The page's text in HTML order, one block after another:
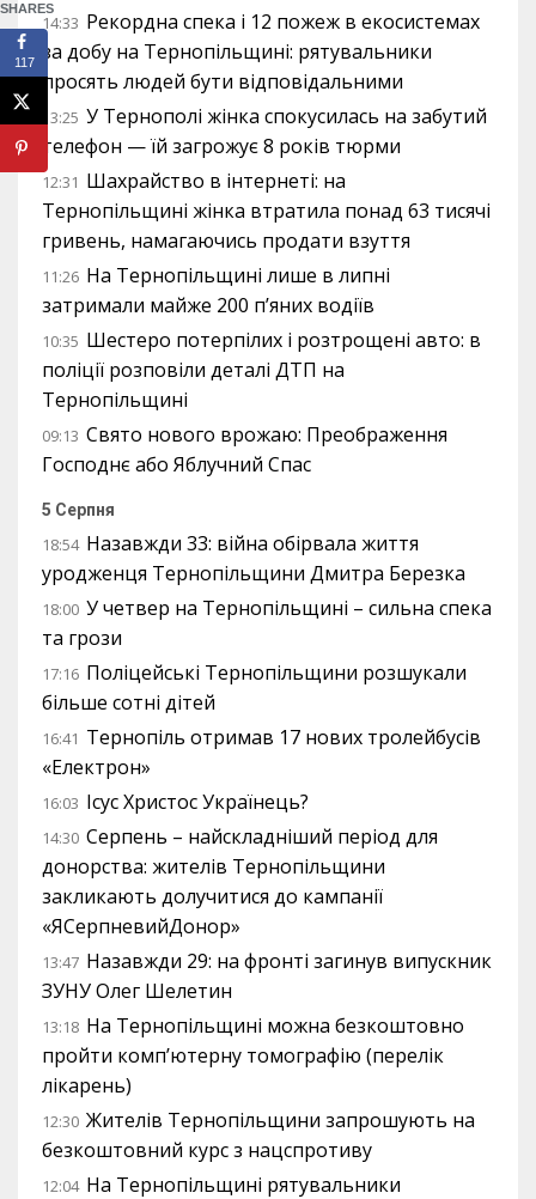
14:33 Рекордна спека і 12 пожеж в екосистемах
за добу на Тернопільщині: рятувальники
просять людей бути відповідальними
13:25 У Тернополі жінка спокусилась на забутий
телефон — їй загрожує 8 років тюрми
12:31 Шахрайство в інтернеті: на
Тернопільщині жінка втратила понад 63 тисячі
гривень, намагаючись продати взуття
11:26 На Тернопільщині лише в липні
затримали майже 200 п’яних водіїв
10:35 Шестеро потерпілих і розтрощені авто: в
поліції розповіли деталі ДТП на
Тернопільщині
09:13 Свято нового врожаю: Преображення
Господнє або Яблучний Спас
5 Серпня
18:54 Назавжди 33: війна обірвала життя
уродженця Тернопільщини Дмитра Березка
18:00 У четвер на Тернопільщині – сильна спека
та грози
17:16 Поліцейські Тернопільщини розшукали
більше сотні дітей
16:41 Тернопіль отримав 17 нових тролейбусів
«Електрон»
16:03 Ісус Христос Українець?
14:30 Серпень – найскладніший період для
донорства: жителів Тернопільщини
закликають долучитися до кампанії
«ЯСерпневийДонор»
13:47 Назавжди 29: на фронті загинув випускник
ЗУНУ Олег Шелетин
13:18 На Тернопільщині можна безкоштовно
пройти комп’ютерну томографію (перелік
лікарень)
12:30 Жителів Тернопільщини запрошують на
безкоштовний курс з нацспротиву
12:04 На Тернопільщині рятувальники
SHARES
117